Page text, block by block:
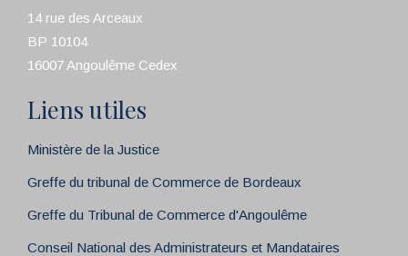
14 rue des Arceaux
BP 10104
16007 Angoulême Cedex
Liens utiles
Ministère de la Justice
Greffe du tribunal de Commerce de Bordeaux
Greffe du Tribunal de Commerce d'Angoulême
Conseil National des Administrateurs et Mandataires